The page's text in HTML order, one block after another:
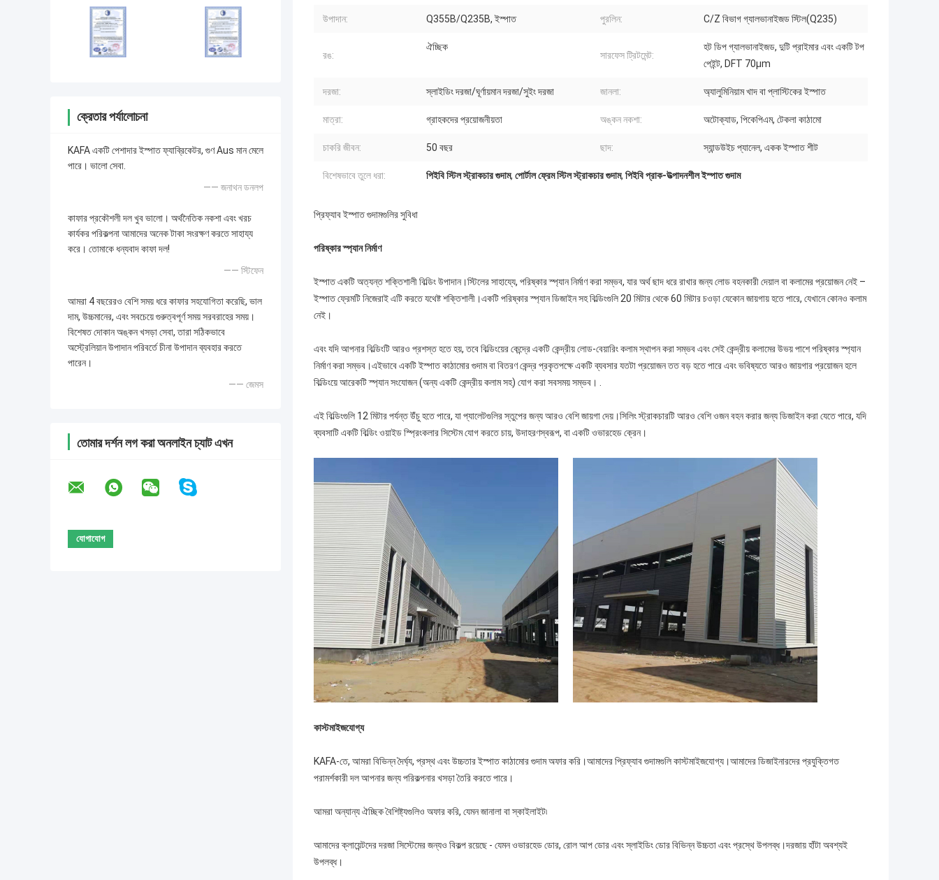
ক্রেতার পর্যালোচনা
KAFA একটি পেশাদার ইস্পাত ফ্যাব্রিকেটর, গুণ Aus মান মেলে
পারে। ভালো সেবা.
—— জনাথন ডনলপ
কাফার প্রকৌশলী দল খুব ভালো। অর্থনৈতিক নকশা এবং খরচ
কার্যকর পরিকল্পনা আমাদের অনেক টাকা সংরক্ষণ করতে সাহায্য
করে। তোমাকে ধন্যবাদ কাফা দল!
—— স্টিফেন
আমরা 4 বছরেরও বেশি সময় ধরে কাফার সহযোগিতা করেছি, ভাল
দাম, উচ্চমানের, এবং সবচেয়ে গুরুত্বপূর্ণ সময় সরবরাহের সময়।
বিশেষত দোকান অঙ্কন খসড়া সেবা, তারা সঠিকভাবে
অস্ট্রেলিয়ান উপাদান পরিবর্তে চীনা উপাদান ব্যবহার করতে
পারেন।
—— জেমস
তোমার দর্শন লগ করা অনলাইন চ্যাট এখন
উপাদান: Q355B/Q235B, ইস্পাত পুরলিন: C/Z বিভাগ গ্যালভানাইজড স্টিল(Q235)
রঙ:
ঐচ্ছিক
সারফেস ট্রিটমেন্ট:
হট ডিপ গ্যালভানাইজড, দুটি প্রাইমার এবং একটি টপ
পেইন্ট, DFT 70μm
দরজা: স্লাইডিং দরজা/ঘূর্ণায়মান দরজা/সুইং দরজা জানলা: অ্যালুমিনিয়াম খাদ বা প্লাস্টিকের ইস্পাত
মাত্রা: গ্রাহকদের প্রয়োজনীয়তা অঙ্কন নকশা: অটোক্যাড, পিকেপিএম, টেকলা কাঠামো
চাকরি জীবন: 50 বছর ছাদ: স্যান্ডউইচ প্যানেল, একক ইস্পাত শীট
বিশেষভাবে তুলে ধরা: পিইবি স্টিল স্ট্রাকচার গুদাম, পোর্টাল ফ্রেম স্টিল স্ট্রাকচার গুদাম, পিইবি প্রাক-উত্পাদনশীল ইস্পাত গুদাম
প্রিফ্যাব ইস্পাত গুদামগুলির সুবিধা
পরিষ্কার স্প্যান নির্মাণ
ইস্পাত একটি অত্যন্ত শক্তিশালী বিল্ডিং উপাদান।স্টিলের সাহায্যে, পরিষ্কার স্প্যান নির্মাণ করা সম্ভব, যার অর্থ ছাদ ধরে রাখার জন্য লোড বহনকারী দেয়াল বা কলামের প্রয়োজন নেই –
ইস্পাত ফ্রেমটি নিজেরাই এটি করতে যথেষ্ট শক্তিশালী।একটি পরিষ্কার স্প্যান ডিজাইন সহ বিল্ডিংগুলি 20 মিটার থেকে 60 মিটার চওড়া যেকোন জায়গায় হতে পারে, যেখানে কোনও কলাম
নেই।
এবং যদি আপনার বিল্ডিংটি আরও প্রশস্ত হতে হয়, তবে বিল্ডিংয়ের কেন্দ্রে একটি কেন্দ্রীয় লোড-বেয়ারিং কলাম স্থাপন করা সম্ভব এবং সেই কেন্দ্রীয় কলামের উভয় পাশে পরিষ্কার স্প্যান
নির্মাণ করা সম্ভব।এইভাবে একটি ইস্পাত কাঠামোর গুদাম বা বিতরণ কেন্দ্র প্রকৃতপক্ষে একটি ব্যবসার যতটা প্রয়োজন তত বড় হতে পারে এবং ভবিষ্যতে আরও জায়গার প্রয়োজন হলে
বিল্ডিংয়ে আরেকটি স্প্যান সংযোজন (অন্য একটি কেন্দ্রীয় কলাম সহ) যোগ করা সবসময় সম্ভব। .
এই বিল্ডিংগুলি 12 মিটার পর্যন্ত উঁচু হতে পারে, যা প্যালেটগুলির স্তুপের জন্য আরও বেশি জায়গা দেয়।সিলিং স্ট্রাকচারটি আরও বেশি ওজন বহন করার জন্য ডিজাইন করা যেতে পারে, যদি
ব্যবসাটি একটি বিল্ডিং ওয়াইড স্প্রিংকলার সিস্টেম যোগ করতে চায়, উদাহরণস্বরূপ, বা একটি ওভারহেড ক্রেন।
কাস্টমাইজযোগ্য
KAFA-তে, আমরা বিভিন্ন দৈর্ঘ্য, প্রস্থ এবং উচ্চতার ইস্পাত কাঠামোর গুদাম অফার করি।আমাদের প্রিফ্যাব গুদামগুলি কাস্টমাইজযোগ্য।আমাদের ডিজাইনারদের প্রযুক্তিগত
পরামর্শকারী দল আপনার জন্য পরিকল্পনার খসড়া তৈরি করতে পারে।
আমরা অন্যান্য ঐচ্ছিক বৈশিষ্ট্যগুলিও অফার করি, যেমন জানালা বা স্কাইলাইট৷
আমাদের ক্লায়েন্টদের দরজা সিস্টেমের জন্যও বিকল্প রয়েছে - যেমন ওভারহেড ডোর, রোল আপ ডোর এবং স্লাইডিং ডোর বিভিন্ন উচ্চতা এবং প্রস্থে উপলব্ধ।দরজায় হাঁটা অবশ্যই
উপলব্ধ।